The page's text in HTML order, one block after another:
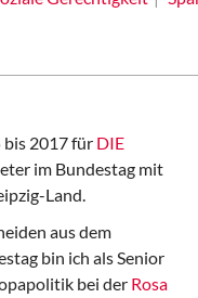
bis 2017 für DIE
im Bundestag mit
Land.
aus dem
bin ich als Senior
bei der Rosa